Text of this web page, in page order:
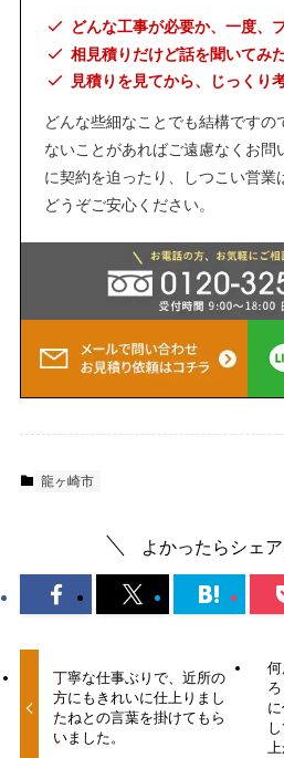
どんな工事が必要か、一度、
相見積りだけど話を聞いてみ
見積りを見てから、じっくり
どんな些細なことでも結構ですの
ないことがあればご遠慮なくお問
に契約を迫ったり、しつこい営業
どうぞご安心ください。
龍ヶ崎市
よかったらシェア
丁寧な仕事ぶりで、近所の
方にもきれいに仕上りまし
たねとの言葉を掛けてもら
いました。
上